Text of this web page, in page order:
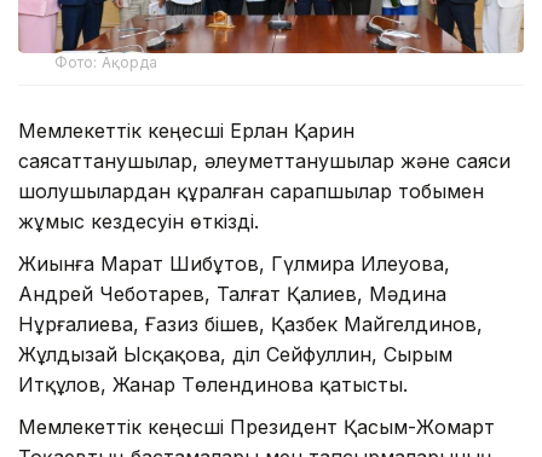
Фото: Ақорда
Мемлекеттік кеңесші Ерлан Қарин
саясаттанушылар, әлеуметтанушылар және саяси
шолушылардан құралған сарапшылар тобымен
жұмыс кездесуін өткізді.
Жиынға Марат Шибұтов, Гүлмира Илеуова,
Андрей Чеботарев, Талғат Қалиев, Мәдина
Нұрғалиева, Ғазиз Әбішев, Қазбек Майгелдинов,
Жұлдызай Ысқақова, Әділ Сейфуллин, Сырым
Итқұлов, Жанар Төлендинова қатысты.
Мемлекеттік кеңесші Президент Қасым-Жомарт